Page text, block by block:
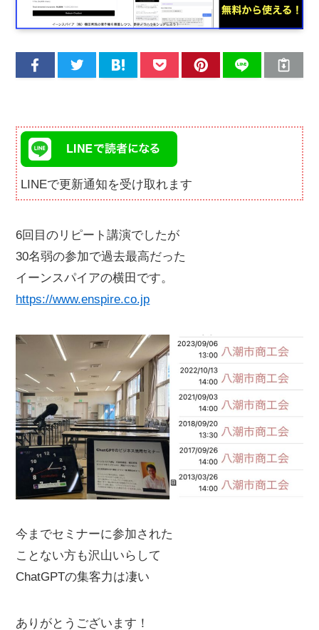
LINEで更新通知を受け取れます
6回目のリピート講演でしたが
30名弱の参加で過去最高だった
イーンスパイアの横田です。
https://www.enspire.co.jp
今までセミナーに参加された
ことない方も沢山いらして
ChatGPTの集客力は凄い
ありがとうございます！